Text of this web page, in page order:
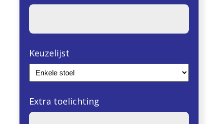
Keuzelijst
Extra toelichting